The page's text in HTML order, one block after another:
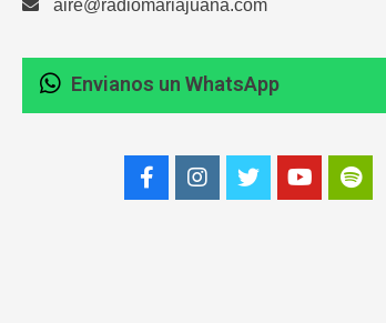
aire@radiomariajuana.com
Envianos un WhatsApp